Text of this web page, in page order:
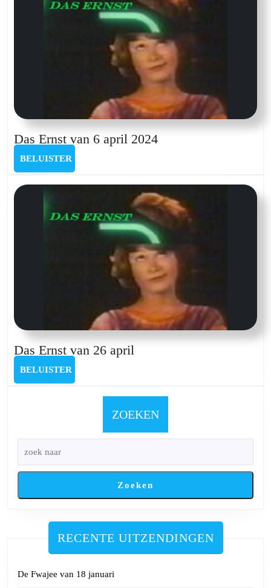
Das Ernst van 6 april 2024Das
6
april
2024
BELUISTER
Das Ernst van 26 april
26
april
BELUISTER
ZOEKEN
Zoeken
RECENTE UITZENDINGEN
De Fwajee van 18 januari